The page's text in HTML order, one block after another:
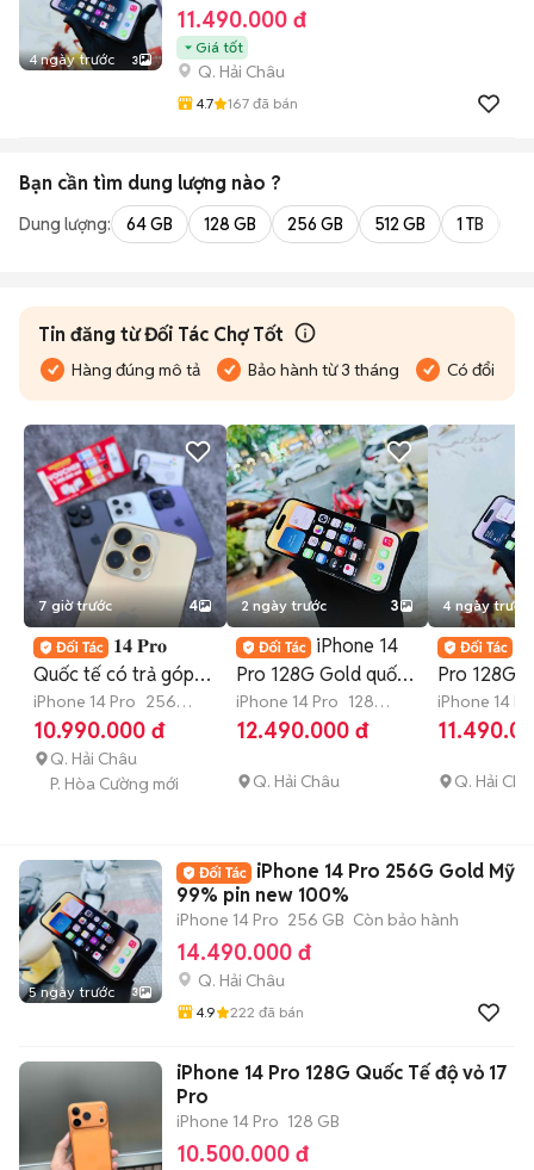
4 ngày trước 3
11.490.000 đ
Giá tốt
Q. Hải Châu
4.7 167 đã bán
Bạn cần tìm dung lượng nào ?
Dung lượng: 64 GB 128 GB 256 GB 512 GB 1 TB
Tin đăng từ Đối Tác Chợ Tốt
Hàng đúng mô tả Bảo hành từ 3 tháng Có đổi trả
7 giờ trước 4
𝟏𝟒 𝐏𝐫𝐨
Quốc tế có trả góp
cả nợ xấu
iPhone 14 Pro 256
GB 7-12 tháng
10.990.000 đ
Q. Hải Châu
P. Hòa Cường mới
2 ngày trước 3
iPhone 14
Pro 128G Gold quốc
tế likenew 99% rin Áp
iPhone 14 Pro 128
GB Còn bảo hành
12.490.000 đ
Q. Hải Châu
4 ngày trước
Pro 128G
tế Mỹ
iPhone 14
GB
Còn
Q. Hải
5 ngày trước 3
iPhone 14 Pro 256G Gold Mỹ
99% pin new 100%
iPhone 14 Pro 256 GB Còn bảo hành
14.490.000 đ
Q. Hải Châu
4.9 222 đã bán
iPhone 14 Pro 128G Quốc Tế độ vỏ 17
Pro
iPhone 14 Pro 128 GB
10.500.000 đ